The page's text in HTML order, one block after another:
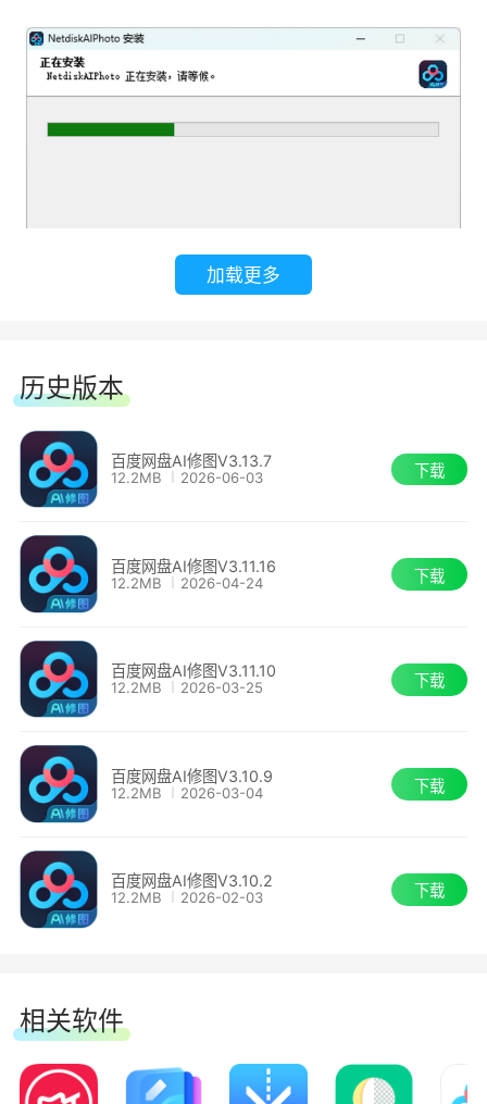
支持RAW、JPG两种图像调色，提供专业的色
彩能力，实现精细化调整图像影调、色温、色调;
同时提供几十项滤镜，可快速批量应用调色
利用神经网络技术，实现商修级高低频、中性
灰两种磨皮方式，以及美白、肤色统一等十多项能
部五官医美级调整，例如：智能瘦脸、亮眼等几十
项功能
提升修图效率
海量内置经典修片风格，支持自定义修图模
型，可批量处理，极大节约人工成本，修图工作由
机 器完成，为影楼大幅度减少人力成本;
百度AI算法和美学结合，一键实现立体修图，
输出修片效果，避免修图参差不齐
飙升客户口碑
修片师细化调整可实现拍摄当天选片，解决后期压
加载更多
历史版本
百度网盘AI修图V3.13.7
12.2MB 2026-06-03 下载
百度网盘AI修图V3.11.16
12.2MB 2026-04-24 下载
百度网盘AI修图V3.11.10
12.2MB 2026-03-25 下载
百度网盘AI修图V3.10.9
12.2MB 2026-03-04 下载
百度网盘AI修图V3.10.2
12.2MB 2026-02-03 下载
相关软件